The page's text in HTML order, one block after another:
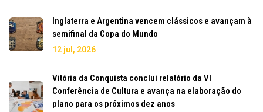
Inglaterra e Argentina vencem clássicos e avançam à
semifinal da Copa do Mundo
12 jul, 2026
Vitória da Conquista conclui relatório da VI
Conferência de Cultura e avança na elaboração do
plano para os próximos dez anos